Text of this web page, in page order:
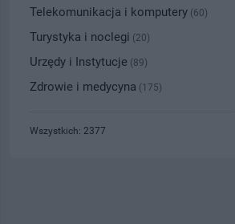
Telekomunikacja i komputery (60)
Turystyka i noclegi (20)
Urzędy i Instytucje (89)
Zdrowie i medycyna (175)
Wszystkich: 2377